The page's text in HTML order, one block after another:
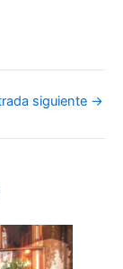
siguiente →